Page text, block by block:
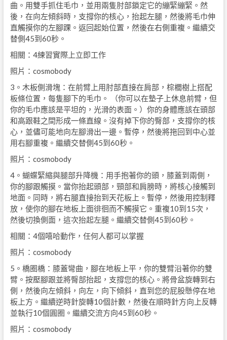
曲。用雙手抓住毛巾，並用兩隻肘部鎖定它的繃緊繃緊。然
後，在向左傾斜時，支撐你的核心，抬起左腿，然後將毛巾伸
直觸摸你的左腳踝。返回起始位置，然後在右側重複。繼續交
替側45到60秒。
相關：4練習實際上立即工作
照片：cosmobody
3。木板側滑塊：在前臂上用肘部直接在肩部，棕櫚樹上搭配
板條位置，每隻腳下的毛巾。 （你可以在墊子上休息前臂，但
你的毛巾應該是平坦的，光滑的表面。）你的身體應該在頭部
和高跟鞋之間形成一條直線。沒有掉下你的臀部，支撐你的核
心，並儘可能地向左腳滑出一邊。暫停，然後將拖回到中心並
用右腳重複。繼續交替側45到60秒。
照片：cosmobody
4。蝴蝶緊縮與腿部升降機：用手抱著你的頭，膝蓋到兩側，
你的腳跟觸摸。當你抬起頭部，頸部和肩膀時，將核心接觸到
地面。同時，將右腿直接抬到天花板上。暫停，然後用控制釋
放，使你的腳在地板上面徘徊而不觸摸它。重複10到15次，
然後切換側面，這次抬起左腿。繼續交替側45到60秒。
相關：4個嘻哈動作，任何人都可以掌握
照片：cosmobody
5。橋圈橋：膝蓋彎曲，腳在地板上平，你的雙臂沿著你的雙
臂。按壓腳跟並將臀部抬起，支撐您的核心。將骨盆旋轉到右
側，然後向左傾斜，向左，向下傾斜，直到您的屁股懸停在地
板上方。繼續逆時針旋轉10個計數，然後在順時針方向上反轉
並執行10個圓圈。繼續交流方向45到60秒。
照片：cosmobody